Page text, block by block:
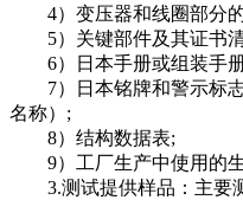
4）变压器和线圈部分
5）关键部件及其证书
6）日本手册或组装手
7）日本铭牌和警示标志
名称）;
8）结构数据表;
9）工厂生产中使用的生
3.测试提供样品：主要